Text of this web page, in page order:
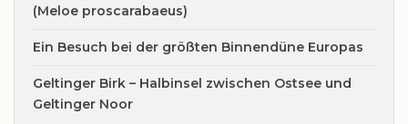
(Meloe proscarabaeus)
Ein Besuch bei der größten Binnendüne Europas
Geltinger Birk – Halbinsel zwischen Ostsee und
Geltinger Noor